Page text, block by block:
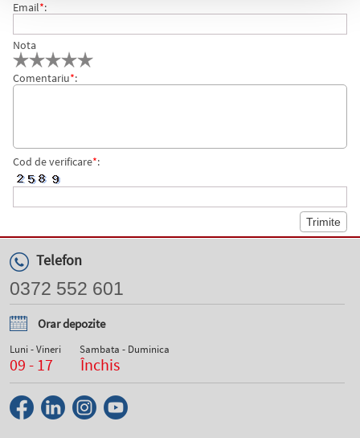
Email*:
Nota
Comentariu*:
Cod de verificare*:
Telefon
0372 552 601
Orar depozite
Luni - Vineri
09 - 17
Sambata - Duminica
Închis